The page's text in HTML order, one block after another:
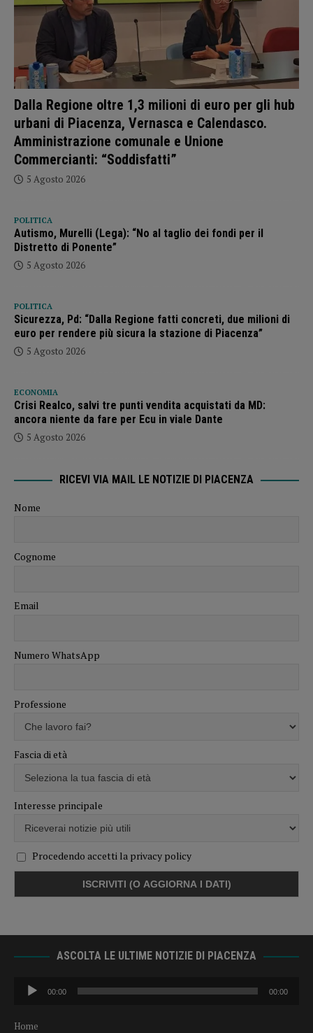
Dalla Regione oltre 1,3 milioni di euro per gli hub
urbani di Piacenza, Vernasca e Calendasco.
Amministrazione comunale e Unione
Commercianti: “Soddisfatti”
5 Agosto 2026
POLITICA
Autismo, Murelli (Lega): “No al taglio dei fondi per il
Distretto di Ponente”
5 Agosto 2026
POLITICA
Sicurezza, Pd: “Dalla Regione fatti concreti, due milioni di
euro per rendere più sicura la stazione di Piacenza”
5 Agosto 2026
ECONOMIA
Crisi Realco, salvi tre punti vendita acquistati da MD:
ancora niente da fare per Ecu in viale Dante
5 Agosto 2026
RICEVI VIA MAIL LE NOTIZIE DI PIACENZA
Nome
Cognome
Email
Numero WhatsApp
Professione
Fascia di età
Interesse principale
Procedendo accetti la privacy policy
ASCOLTA LE ULTIME NOTIZIE DI PIACENZA
Audio
Player
00:00 00:00
Home